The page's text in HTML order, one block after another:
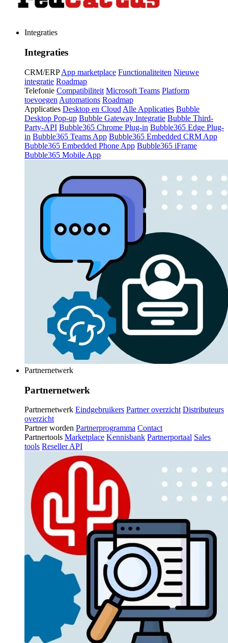
Integraties
Integraties
CRM/ERP App marketplace Functionaliteiten Nieuwe
integratie Roadmap
Telefonie Compatibiliteit Microsoft Teams Platform
toevoegen Automations Roadmap
Applicaties Desktop en Cloud Alle Applicaties Bubble
Desktop Pop-up Bubble Gateway Integratie Bubble Third-
Party-API Bubble365 Chrome Plug-in Bubble365 Edge Plug-
in Bubble365 Teams App Bubble365 Embedded CRM App
Bubble365 Embedded Phone App Bubble365 iFrame
Bubble365 Mobile App
Partnernetwerk
Partnernetwerk
Partnernetwerk Eindgebruikers Partner overzicht Distributeurs
overzicht
Partner worden Partnerprogramma Contact
Partnertools Marketplace Kennisbank Partnerportaal Sales
tools Reseller API